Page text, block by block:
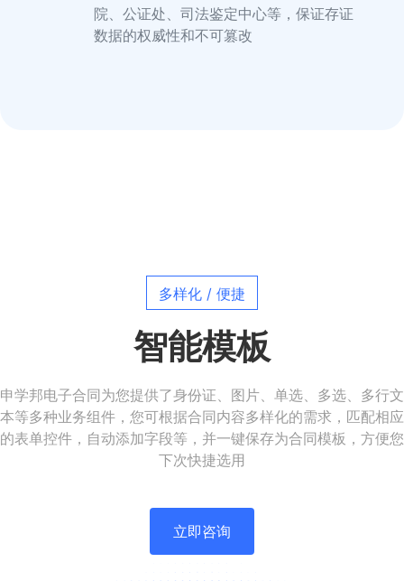
院、公证处、司法鉴定中心等，保证存证
数据的权威性和不可篡改
多样化 / 便捷
智能模板
申学邦电子合同为您提供了身份证、图片、单选、多选、多行文
本等多种业务组件，您可根据合同内容多样化的需求，匹配相应
的表单控件，自动添加字段等，并一键保存为合同模板，方便您
下次快捷选用
立即咨询